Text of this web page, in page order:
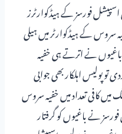
فورسز کے ہیڈکوارٹرز
کے ہیڈکوارٹر میں ہیلی
باغیوں نے اترتے ہی خفیہ
پولیس اہلکار بھی جوابی
میں کافی تعداد میں خفیہ سروس
نے باغیوں کو گرفتار